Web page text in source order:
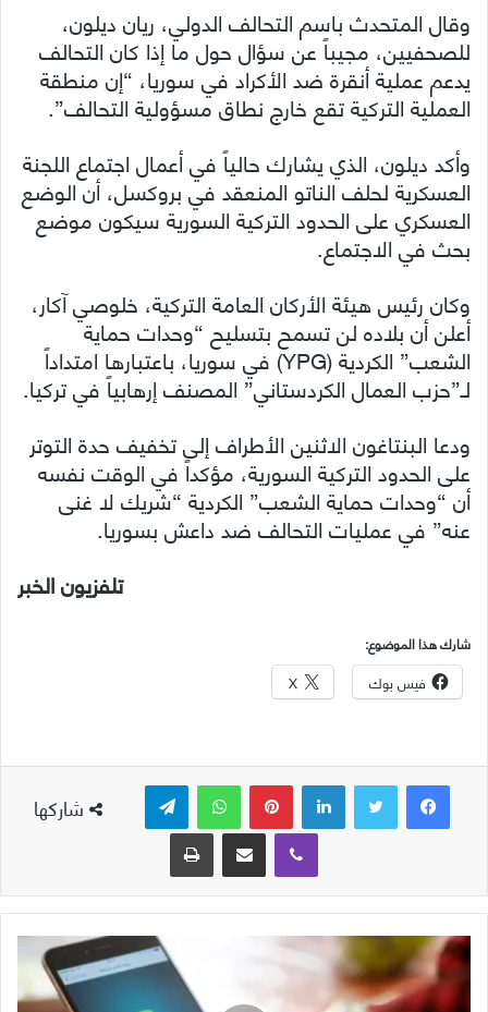
وقال المتحدث باسم التحالف الدولي، ريان ديلون،
للصحفيين، مجيباً عن سؤال حول ما إذا كان التحالف
يدعم عملية أنقرة ضد الأكراد في سوريا، “إن منطقة
العملية التركية تقع خارج نطاق مسؤولية التحالف”.
وأكد ديلون، الذي يشارك حالياً في أعمال اجتماع اللجنة
العسكرية لحلف الناتو المنعقد في بروكسل، أن الوضع
العسكري على الحدود التركية السورية سيكون موضع
بحث في الاجتماع.
وكان رئيس هيئة الأركان العامة التركية، خلوصي آكار،
أعلن أن بلاده لن تسمح بتسليح “وحدات حماية
الشعب” الكردية (YPG) في سوريا، باعتبارها امتداداً
لـ”حزب العمال الكردستاني” المصنف إرهابياً في تركيا.
ودعا البنتاغون الاثنين الأطراف إلى تخفيف حدة التوتر
على الحدود التركية السورية، مؤكداً في الوقت نفسه
أن “وحدات حماية الشعب” الكردية “شريك لا غنى
عنه” في عمليات التحالف ضد داعش بسوريا.
تلفزيون الخبر
شارك هذا الموضوع:
فيس بوك X
شاركها
لينكدإن بينتيريست واتساب
ڤايبر
مشاركة عبر البريد طباعة